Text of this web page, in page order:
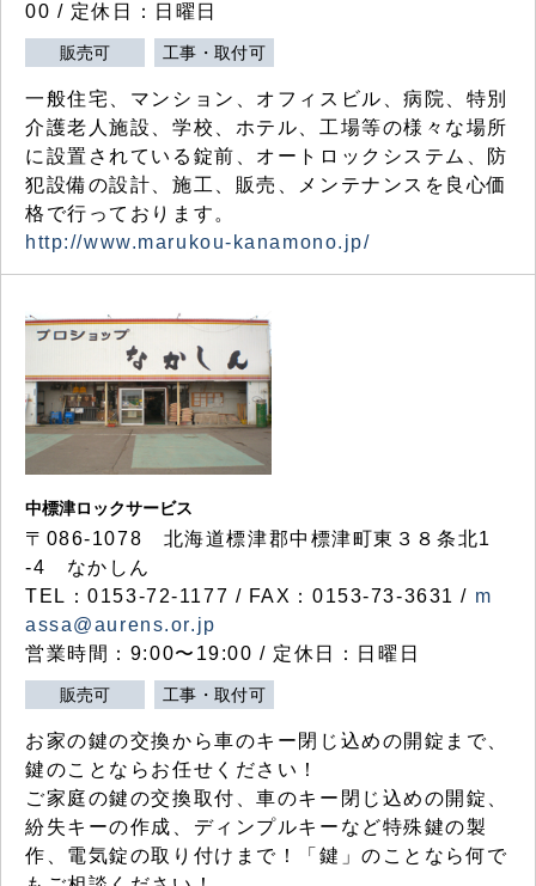
00 / 定休日：日曜日
販売可 工事・取付可
一般住宅、マンション、オフィスビル、病院、特別
介護老人施設、学校、ホテル、工場等の様々な場所
に設置されている錠前、オートロックシステム、防
犯設備の設計、施工、販売、メンテナンスを良心価
格で行っております。
http://www.marukou-kanamono.jp/
中標津ロックサービス
〒086-1078 北海道標津郡中標津町東３８条北1
-4 なかしん
TEL：0153-72-1177 / FAX：0153-73-3631 / m
assa@aurens.or.jp
営業時間：9:00〜19:00 / 定休日：日曜日
販売可 工事・取付可
お家の鍵の交換から車のキー閉じ込めの開錠まで、
鍵のことならお任せください！
ご家庭の鍵の交換取付、車のキー閉じ込めの開錠、
紛失キーの作成、ディンプルキーなど特殊鍵の製
作、電気錠の取り付けまで！「鍵」のことなら何で